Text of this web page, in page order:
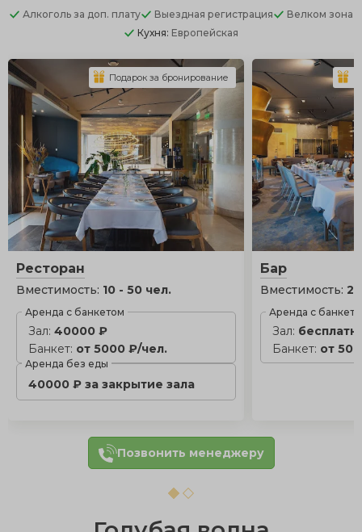
Алкоголь за доп. плату Выездная регистрация
Велком зона
Кухня: Европейская
Ресторан
Вместимость: 10 - 50 чел.
Аренда с банкетом
Зал: 40000 ₽
Банкет: от 5000 ₽/чел.
Аренда без еды
40000 ₽ за закрытие зала
Подарок за бронирование
Бар
Вместимость:
Аренда с
Зал:
Банкет: от
Позвонить менеджеру